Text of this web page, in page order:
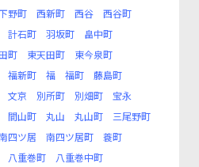
野町 西新町 西谷
西谷町
計石町 羽坂町
畠中町
町 東天田町
東今泉町
福新町 福 福町
藤島町
文京 別所町 別畑町
宝永
間山町 丸山 丸山町
三尾野町
四ツ居 南四ツ居町
蓑町
八重巻町
八重巻中町